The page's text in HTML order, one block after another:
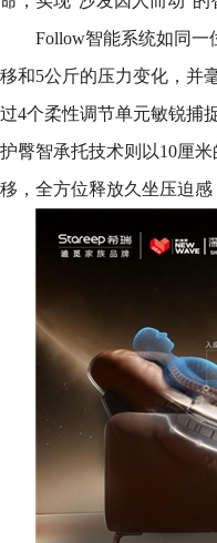
Follow智能系统如同一
移和5公斤的压力变化，并
过4个柔性调节单元敏锐捕
护臀智承托技术则以10厘
移，全方位释放久坐压迫